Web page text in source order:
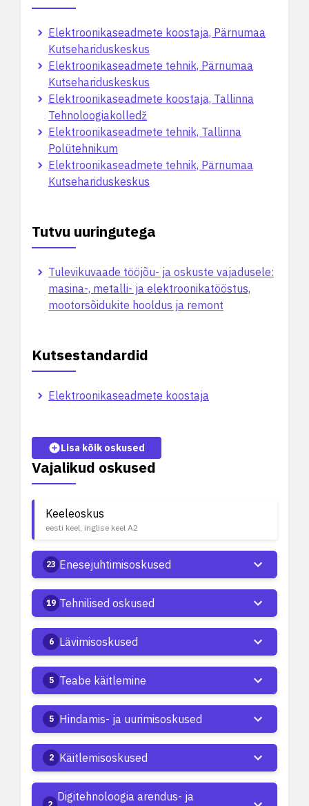
Elektroonikaseadmete koostaja, Pärnumaa
Kutsehariduskeskus
Elektroonikaseadmete tehnik, Pärnumaa
Kutsehariduskeskus
Elektroonikaseadmete koostaja, Tallinna
Tehnoloogiakolledž
Elektroonikaseadmete tehnik, Tallinna
Polütehnikum
Elektroonikaseadmete tehnik, Pärnumaa
Kutsehariduskeskus
Tutvu uuringutega
Tulevikuvaade tööjõu- ja oskuste vajadusele:
masina-, metalli- ja elektroonikatööstus,
mootorsõidukite hooldus ja remont
Kutsestandardid
Elektroonikaseadmete koostaja
Vajalikud oskused
Lisa kõik oskused
Keeleoskus
eesti keel, inglise keel A2
23 Enesejuhtimisoskused
19 Tehnilised oskused
6 Lävimisoskused
5 Teabe käitlemine
5 Hindamis- ja uurimisoskused
2 Käitlemisoskused
Digitehnoloogia arendus- ja